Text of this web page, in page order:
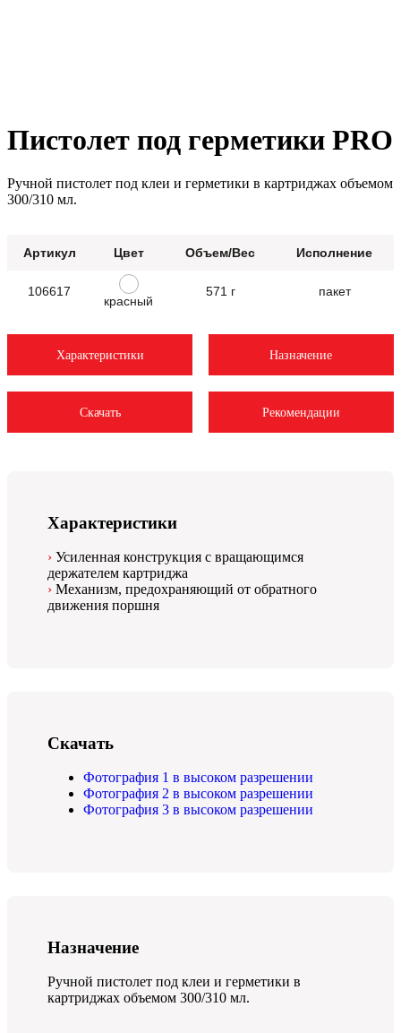
Пистолет под герметики PRO
Ручной пистолет под клеи и герметики в картриджах объемом
300/310 мл.
Артикул Цвет Объем/Вес Исполнение
106617
красный
571 г пакет
Характеристики Назначение
Скачать Рекомендации
Характеристики
Усиленная конструкция с вращающимся
держателем картриджа
Механизм, предохраняющий от обратного
движения поршня
Скачать
Фотография 1 в высоком разрешении
Фотография 2 в высоком разрешении
Фотография 3 в высоком разрешении
Назначение
Ручной пистолет под клеи и герметики в
картриджах объемом 300/310 мл.